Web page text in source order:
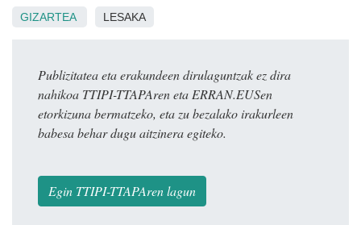
GIZARTEA LESAKA
Publizitatea eta erakundeen dirulaguntzak ez dira
nahikoa TTIPI-TTAPAren eta ERRAN.EUSen
etorkizuna bermatzeko, eta zu bezalako irakurleen
babesa behar dugu aitzinera egiteko.
Egin TTIPI-TTAPAren lagun